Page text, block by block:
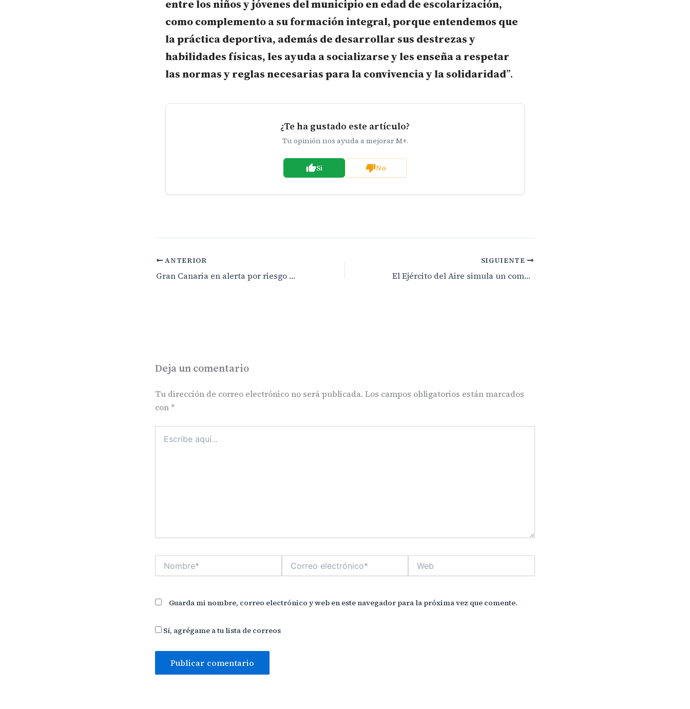
entre los niños y jóvenes del municipio en edad de escolarización,
como complemento a su formación integral, porque entendemos que
la práctica deportiva, además de desarrollar sus destrezas y
habilidades físicas, les ayuda a socializarse y les enseña a respetar
las normas y reglas necesarias para la convivencia y la solidaridad”.
¿Te ha gustado este artículo?
Tu opinión nos ayuda a mejorar M+.
Si No
ANTERIOR
Gran Canaria en alerta por riesgo de incendios forestales a partir de 400 metros sobre el nivel del mar
SIGUIENTE
El Ejército del Aire simula un combate sobre Canarias con 50 aviones para entrenar la defensa de España
Deja un comentario
Tu dirección de correo electrónico no será publicada. Los campos obligatorios están marcados
con*
aquí...
electrónico*
Guarda mi nombre, correo electrónico y web en este navegador para la próxima vez que comente.
Sí, agrégame a tu lista de correos